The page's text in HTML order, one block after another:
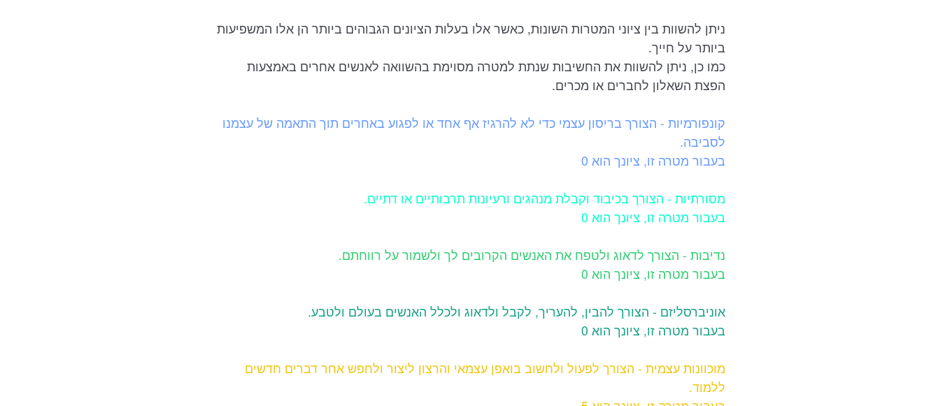
ניתן להשוות בין ציוני המטרות השונות, כאשר אלו בעלות הציונים הגבוהים ביותר הן אלו המשפיעות
ביותר על חייך.
כמו כן, ניתן להשוות את החשיבות שנתת למטרה מסוימת בהשוואה לאנשים אחרים באמצעות
הפצת השאלון לחברים או מכרים.
קונפורמיות - הצורך בריסון עצמי כדי לא להרגיז אף אחד או לפגוע באחרים תוך התאמה של עצמנו
לסביבה.
בעבור מטרה זו, ציונך הוא 0
מסורתיות - הצורך בכיבוד וקבלת מנהגים ורעיונות תרבותיים או דתיים.
בעבור מטרה זו, ציונך הוא 0
נדיבות - הצורך לדאוג ולטפח את האנשים הקרובים לך ולשמור על רווחתם.
בעבור מטרה זו, ציונך הוא 0
אוניברסליזם - הצורך להבין, להעריך, לקבל ולדאוג ולכלל האנשים בעולם ולטבע.
בעבור מטרה זו, ציונך הוא 0
מוכוונות עצמית - הצורך לפעול ולחשוב בואפן עצמאי והרצון ליצור ולחפש אחר דברים חדשים
ללמוד.